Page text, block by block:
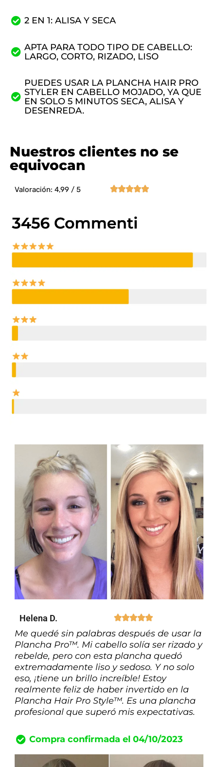
2 EN 1: ALISA Y SECA
APTA PARA TODO TIPO DE CABELLO:
LARGO, CORTO, RIZADO, LISO
PUEDES USAR LA PLANCHA HAIR PRO
STYLER EN CABELLO MOJADO, YA QUE
EN SOLO 5 MINUTOS SECA, ALISA Y
DESENREDA.
Nuestros clientes no se
equivocan
Valoración: 4,99 / 5 
Helena D. 
Me quedé sin palabras después de usar la
Plancha Pro™. Mi cabello solía ser rizado y
rebelde, pero con esta plancha quedó
extremadamente liso y sedoso. Y no solo
eso, ¡tiene un brillo increíble! Estoy
realmente feliz de haber invertido en la
Plancha Hair Pro Style™. Es una plancha
profesional que superó mis expectativas.
Compra confirmada el 04/10/2023